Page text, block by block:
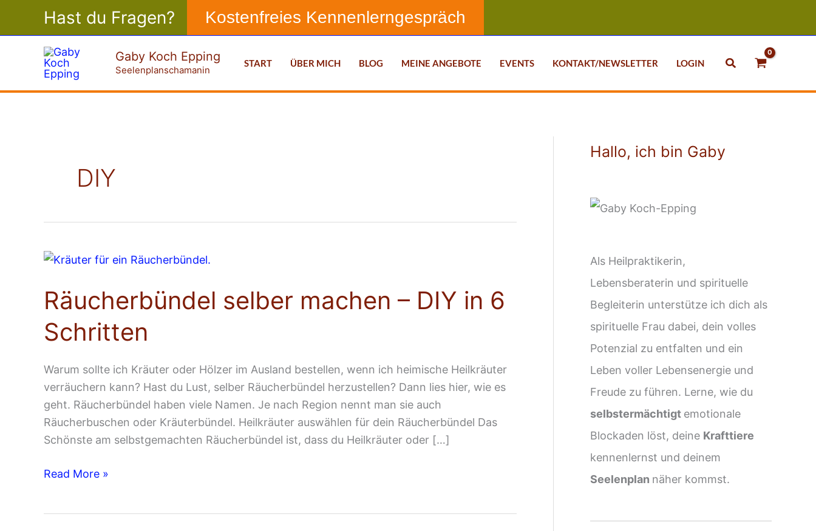
Hast du Fragen? Kostenfreies Kennenlerngespräch
Gaby Koch Epping
Seelenplanschamanin
START ÜBER MICH BLOG MEINE ANGEBOTE EVENTS KONTAKT/NEWSLETTER LOGIN Suchen
DIY
Räucherbündel selber machen – DIY in 6
Schritten
Warum sollte ich Kräuter oder Hölzer im Ausland bestellen, wenn ich heimische Heilkräuter
verräuchern kann? Hast du Lust, selber Räucherbündel herzustellen? Dann lies hier, wie es
geht. Räucherbündel haben viele Namen. Je nach Region nennt man sie auch
Räucherbuschen oder Kräuterbündel. Heilkräuter auswählen für dein Räucherbündel Das
Schönste am selbstgemachten Räucherbündel ist, dass du Heilkräuter oder […]
Räucherbündel
machen
–
DIY
6
Schritten
Read More »
Hallo, ich bin Gaby
Als Heilpraktikerin,
Lebensberaterin und spirituelle
Begleiterin unterstütze ich dich als
spirituelle Frau dabei, dein volles
Potenzial zu entfalten und ein
Leben voller Lebensenergie und
Freude zu führen. Lerne, wie du
selbstermächtigt emotionale
Blockaden löst, deine Krafttiere
kennenlernst und deinem
Seelenplan näher kommst.